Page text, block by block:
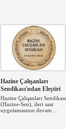
Hazine Çalışanları
Sendikası'ndan Eleştiri
Hazine Çalışanları Sendikası
(Hazine-Sen), ileri saat
uygulamasının devam ...